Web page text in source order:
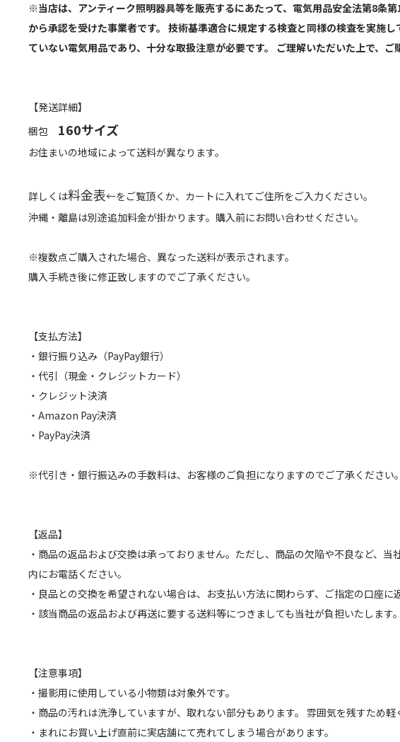
※当店は、アンティーク照明器具等を販売するにあたって、電気用品安全法第8条
から承認を受けた事業者です。 技術基準適合に規定する検査と同様の検査を実施
ていない電気用品であり、十分な取扱注意が必要です。 ご理解いただいた上で、ご
【発送詳細】
梱包 160サイズ
お住まいの地域によって送料が異なります。
詳しくは料金表←をご覧頂くか、カートに入れてご住所をご入力ください。
沖縄・離島は別途追加料金が掛かります。購入前にお問い合わせください。
※複数点ご購入された場合、異なった送料が表示されます。
購入手続き後に修正致しますのでご了承ください。
【支払方法】
・銀行振り込み（PayPay銀行）
・代引（現金・クレジットカード）
・クレジット決済
・Amazon Pay決済
・PayPay決済
※代引き・銀行振込みの手数料は、お客様のご負担になりますのでご了承ください。
【返品】
・商品の返品および交換は承っておりません。ただし、商品の欠陥や不良など、
内にお電話ください。
・良品との交換を希望されない場合は、お支払い方法に関わらず、ご指定の口座に
・該当商品の返品および再送に要する送料等につきましても当社が負担いたします。
【注意事項】
・撮影用に使用している小物類は対象外です。
・商品の汚れは洗浄していますが、取れない部分もあります。 雰囲気を残すため
・まれにお買い上げ直前に実店舗にて売れてしまう場合があります。